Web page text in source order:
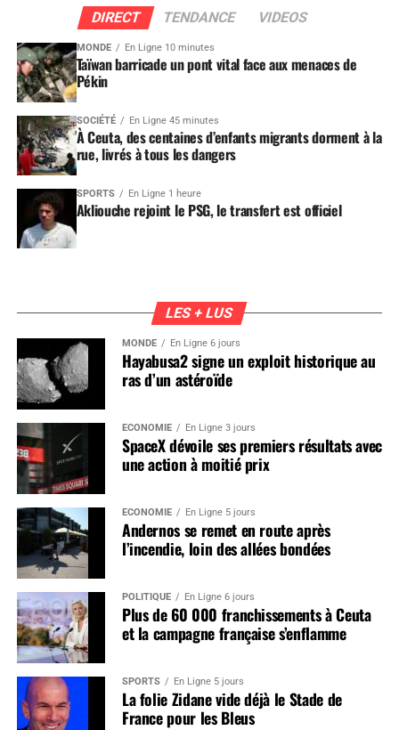
DIRECT TENDANCE VIDEOS
MONDE En Ligne 10 minutes
Taïwan barricade un pont vital face aux menaces de
Pékin
SOCIÉTÉ En Ligne 45 minutes
À Ceuta, des centaines d’enfants migrants dorment à la
rue, livrés à tous les dangers
SPORTS En Ligne 1 heure
Akliouche rejoint le PSG, le transfert est officiel
LES + LUS
MONDE En Ligne 6 jours
Hayabusa2 signe un exploit historique au
ras d’un astéroïde
ÉCONOMIE En Ligne 3 jours
SpaceX dévoile ses premiers résultats avec
une action à moitié prix
ÉCONOMIE En Ligne 5 jours
Andernos se remet en route après
l’incendie, loin des allées bondées
POLITIQUE En Ligne 6 jours
Plus de 60 000 franchissements à Ceuta
et la campagne française s’enflamme
SPORTS En Ligne 5 jours
La folie Zidane vide déjà le Stade de
France pour les Bleus